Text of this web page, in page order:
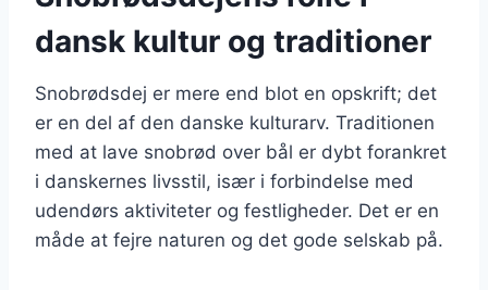
dansk kultur og traditioner
Snobrødsdej er mere end blot en opskrift; det
er en del af den danske kulturarv. Traditionen
med at lave snobrød over bål er dybt forankret
i danskernes livsstil, især i forbindelse med
udendørs aktiviteter og festligheder. Det er en
måde at fejre naturen og det gode selskab på.